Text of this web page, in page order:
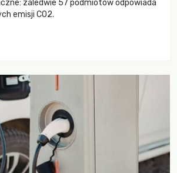
zaledwie 57 podmiotów odpowiada
emisji CO2.